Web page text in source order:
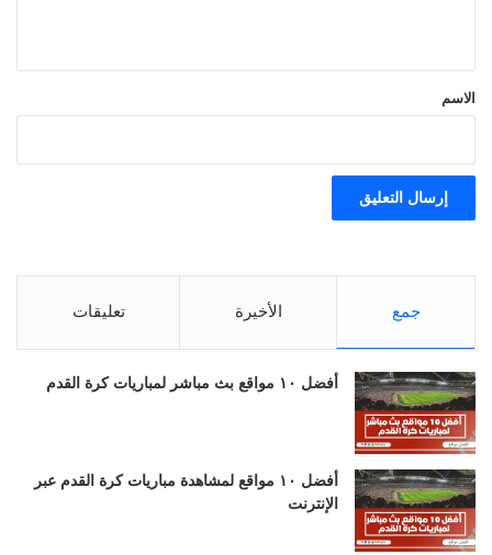
*الاسم
جمع الأخيرة تعليقات
أفضل ١٠ مواقع بث مباشر لمباريات كرة القدم
أفضل ١٠ مواقع لمشاهدة مباريات كرة القدم عبر
الإنترنت